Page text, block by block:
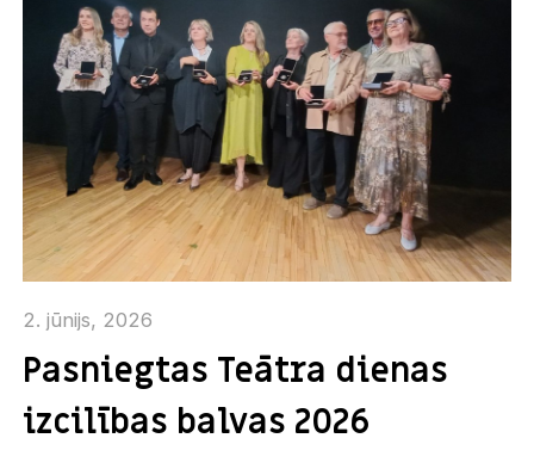
2. jūnijs, 2026
Pasniegtas Teātra dienas
izcilības balvas 2026